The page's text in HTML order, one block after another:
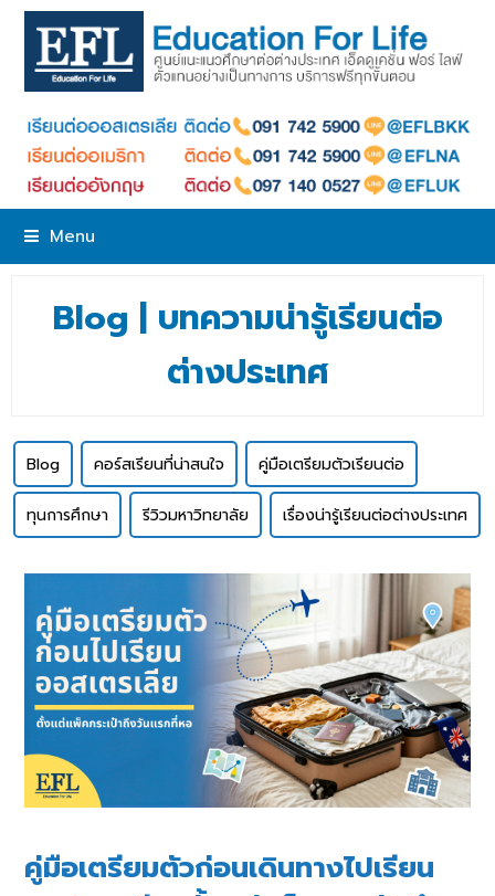
Menu
Blog | บทความน่ารู้เรียนต่อ
ต่างประเทศ
Blog คอร์สเรียนที่น่าสนใจ คู่มือเตรียมตัวเรียนต่อ
ทุนการศึกษา รีวิวมหาวิทยาลัย เรื่องน่ารู้เรียนต่อต่างประเทศ
คู่มือเตรียมตัวก่อนเดินทางไปเรียน